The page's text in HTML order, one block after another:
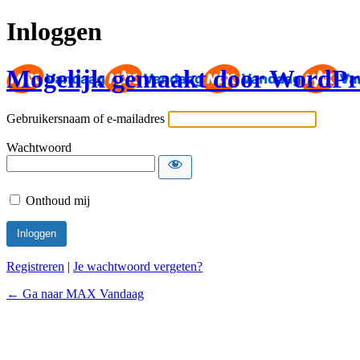
Inloggen
Mogelijk gemaakt door
Gebruikersnaam of e-mailadres
Wachtwoord
Onthoud mij
Registreren | Je wachtwoord vergeten?
← Ga naar MAX Vandaag